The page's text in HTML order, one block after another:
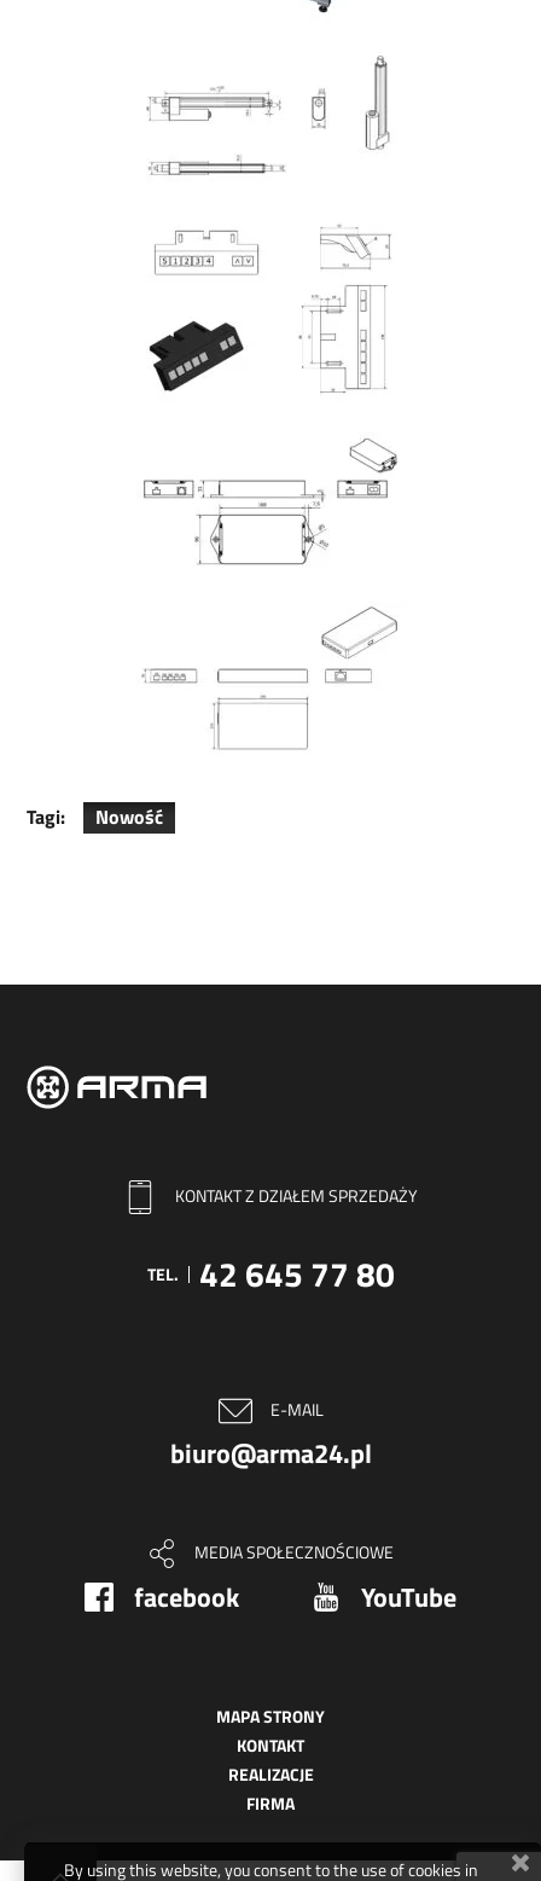
Tagi: Nowość
KONTAKT Z DZIAŁEM SPRZEDAŻY
TEL. 42 645 77 80
E-MAIL
biuro@arma24.pl
MEDIA SPOŁECZNOŚCIOWE
facebook YouTube
MAPA STRONY
KONTAKT
REALIZACJE
FIRMA
By using this website, you consent to the use of cookies in